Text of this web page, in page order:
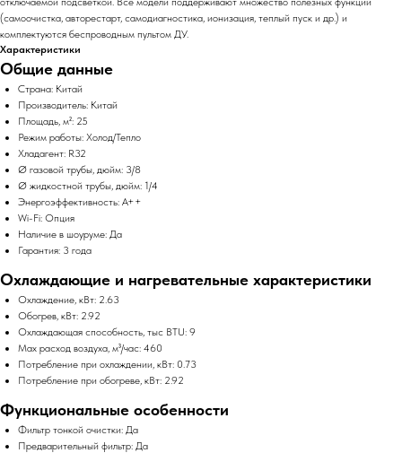
(самоочистка, авторестарт, самодиагностика, ионизация, теплый пуск и др.) и
комплектуются беспроводным пультом ДУ.
Характеристики
Общие данные
Страна: Китай
Производитель: Китай
Площадь, м²: 25
Режим работы: Холод/Тепло
Хладагент: R32
Ø газовой трубы, дюйм: 3/8
Ø жидкостной трубы, дюйм: 1/4
Энергоэффективность: A++
Wi-Fi: Опция
Наличие в шоуруме: Да
Гарантия: 3 года
Охлаждающие и нагревательные характеристики
Охлаждение, кВт: 2.63
Обогрев, кВт: 2.92
Охлаждающая способность, тыс BTU: 9
Max расход воздуха, м³/час: 460
Потребление при охлаждении, кВт: 0.73
Потребление при обогреве, кВт: 2.92
Функциональные особенности
Фильтр тонкой очистки: Да
Предварительный фильтр: Да